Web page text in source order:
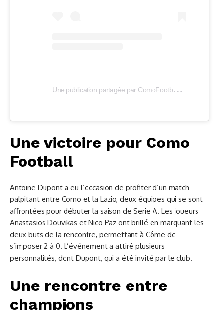
U
ne publication partagée par ComoFootball (@comofootball)
Une victoire pour Como
Football
Antoine Dupont a eu l’occasion de profiter d’un match
palpitant entre Como et la Lazio, deux équipes qui se sont
affrontées pour débuter la saison de Serie A. Les joueurs
Anastasios Douvikas et Nico Paz ont brillé en marquant les
deux buts de la rencontre, permettant à Côme de
s’imposer 2 à 0. L’événement a attiré plusieurs
personnalités, dont Dupont, qui a été invité par le club.
Une rencontre entre
champions